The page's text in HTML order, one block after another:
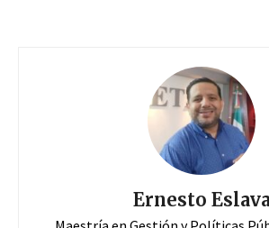
Ernesto